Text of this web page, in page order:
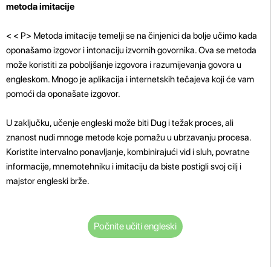
metoda imitacije
< < P> Metoda imitacije temelji se na činjenici da bolje učimo kada
oponašamo izgovor i intonaciju izvornih govornika. Ova se metoda
može koristiti za poboljšanje izgovora i razumijevanja govora u
engleskom. Mnogo je aplikacija i internetskih tečajeva koji će vam
pomoći da oponašate izgovor.
U zaključku, učenje engleski može biti Dug i težak proces, ali
znanost nudi mnoge metode koje pomažu u ubrzavanju procesa.
Koristite intervalno ponavljanje, kombinirajući vid i sluh, povratne
informacije, mnemotehniku ​​i imitaciju da biste postigli svoj cilj i
majstor engleski brže.
Počnite učiti engleski